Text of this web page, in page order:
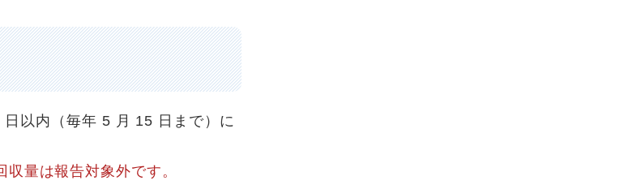
以内（毎年 5 月 15 日まで）に
量は報告対象外です。